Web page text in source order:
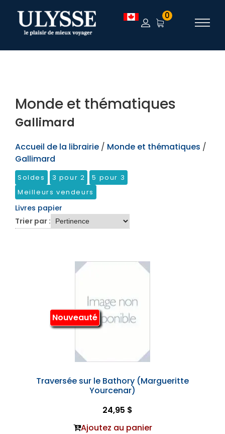
TEST 0
Monde et thématiques
Gallimard
Accueil de la librairie / Monde et thématiques /
Gallimard
Soldes 3 pour 2
5 pour 3
Meilleurs vendeurs
Livres papier
Trier par :
Nouveauté
Traversée sur le Bathory (Margueritte
Yourcenar)
24,95 $
Ajoutez au panier